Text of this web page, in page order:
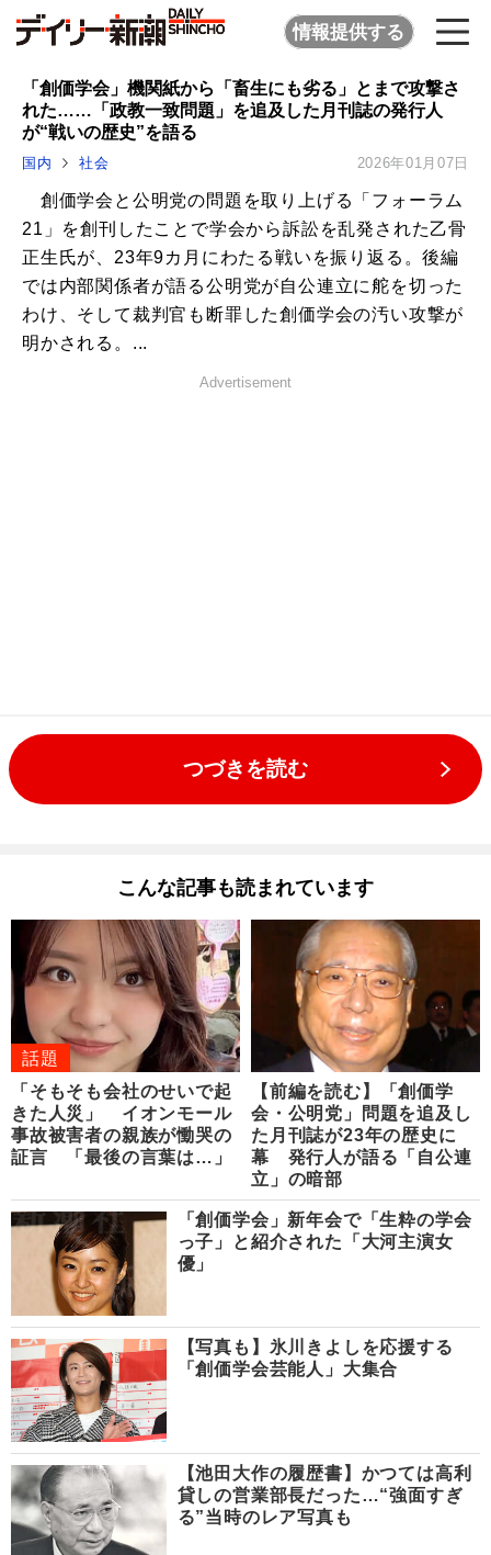
情報提供する
「創価学会」機関紙から「畜生にも劣る」とまで攻撃さ
れた……「政教一致問題」を追及した月刊誌の発行人
が“戦いの歴史”を語る
国内 社会 2026年01月07日
創価学会と公明党の問題を取り上げる「フォーラム
21」を創刊したことで学会から訴訟を乱発された乙骨
正生氏が、23年9カ月にわたる戦いを振り返る。後編
では内部関係者が語る公明党が自公連立に舵を切った
わけ、そして裁判官も断罪した創価学会の汚い攻撃が
明かされる。...
Advertisement
つづきを読む
こんな記事も読まれています
話題
「そもそも会社のせいで起
きた人災」 イオンモール
事故被害者の親族が慟哭の
証言 「最後の言葉は…」
【前編を読む】「創価学
会・公明党」問題を追及し
た月刊誌が23年の歴史に
幕 発行人が語る「自公連
立」の暗部
「創価学会」新年会で「生粋の学会
っ子」と紹介された「大河主演女
優」
【写真も】氷川きよしを応援する
「創価学会芸能人」大集合
【池田大作の履歴書】かつては高利
貸しの営業部長だった…“強面すぎ
る”当時のレア写真も